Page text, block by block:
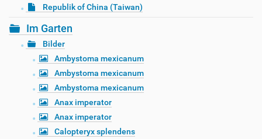
Republik of China (Taiwan)
Im Garten
Bilder
Ambystoma mexicanum
Ambystoma mexicanum
Ambystoma mexicanum
Anax imperator
Anax imperator
Calopteryx splendens